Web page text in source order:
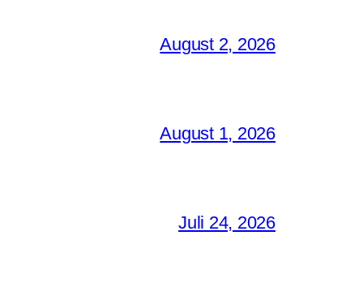
August 2, 2026
August 1, 2026
Juli 24, 2026